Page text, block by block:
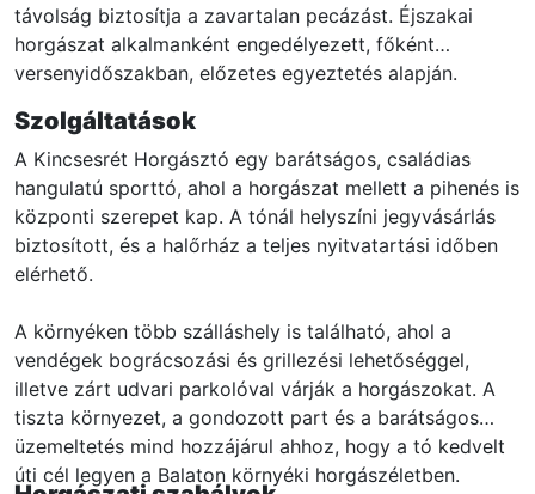
távolság biztosítja a zavartalan pecázást. Éjszakai
horgászat alkalmanként engedélyezett, főként
versenyidőszakban, előzetes egyeztetés alapján.
Szolgáltatások
A Kincsesrét Horgásztó egy barátságos, családias
hangulatú sporttó, ahol a horgászat mellett a pihenés is
központi szerepet kap. A tónál helyszíni jegyvásárlás
biztosított, és a halőrház a teljes nyitvatartási időben
elérhető.
A környéken több szálláshely is található, ahol a
vendégek bográcsozási és grillezési lehetőséggel,
illetve zárt udvari parkolóval várják a horgászokat. A
tiszta környezet, a gondozott part és a barátságos
üzemeltetés mind hozzájárul ahhoz, hogy a tó kedvelt
úti cél legyen a Balaton környéki horgászéletben.